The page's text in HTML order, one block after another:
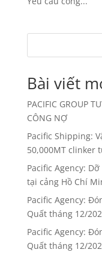
Bài viết
PACIFIC GROUP
CÔNG NỢ
Pacific Shipping:
50,000MT clinker
Pacific Agency:
tại cảng Hồ Chí
Pacific Agency:
Quất tháng 12/
Pacific Agency:
Quất tháng 12/